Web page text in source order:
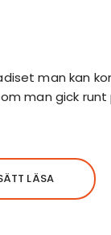
man kan
man gick runt
LÄSA